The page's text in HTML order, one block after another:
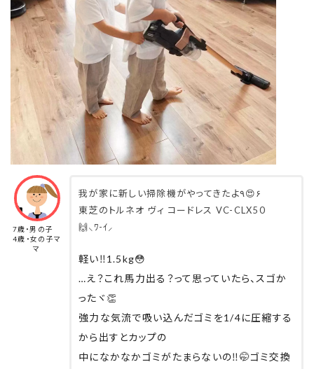
ゴミを
ゴミ箱に捨てる作業だったから心からうれしい
し本当に助かる。笑
ダストカップや回転ブラシは丸ごと水洗い可能
ね😌
そして階段掃除が超絶楽になったのは言うまで
もなし。笑
我が家のように階は多いが床の面積が少ない
ほんとに軽い掃除機をおすすめします😂
回転を変えてくれたりとすんごくお利口さんの
掃除機でした。
ヘッドの動きもめちゃくちゃ良くて
掃除機かけやすーーーい！🤭❤️
これからお世話になります♡
7歳・男の子
4歳・女の子マ
マ
我が家に新しい掃除機がやってきたよ٩😍۶
東芝のトルネオ ヴィ コードレス VC-CLX50  
🙌⸜ﾜ-ｲ⸝‍
軽い‼️1.5kg😳
…え？これ馬力出る？って思っていたら、スゴか
ったヾ👏
強力な気流で吸い込んだゴミを1/4に圧縮する
から出すとカップの
中になかなかゴミがたまらないの‼️🤭ゴミ交換